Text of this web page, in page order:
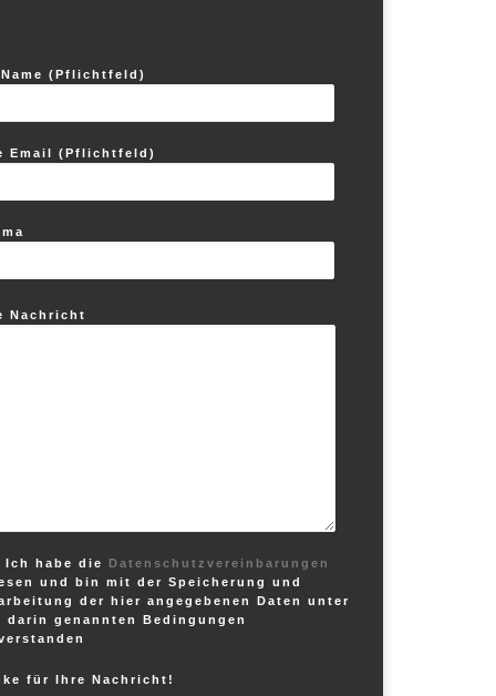
(Pflichtfeld)
Email (Pflichtfeld)
Nachricht
Ich habe die Datenschutzvereinbarungen
und bin mit der Speicherung und
der hier angegebenen Daten unter
darin genannten Bedingungen
für Ihre Nachricht!